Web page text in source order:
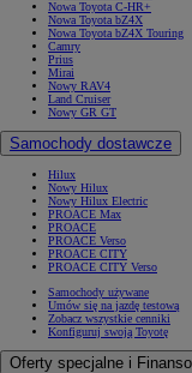
Nowa Toyota C-HR+
Nowa Toyota bZ4X
Nowa Toyota bZ4X Touring
Camry
Prius
Mirai
Nowy RAV4
Land Cruiser
Nowy GR GT
Samochody dostawcze
Hilux
Nowy Hilux
Nowy Hilux Electric
PROACE Max
PROACE
PROACE Verso
PROACE CITY
PROACE CITY Verso
Samochody używane
Umów się na jazdę testową
Zobacz wszystkie cenniki
Konfiguruj swoją Toyotę
Oferty specjalne i